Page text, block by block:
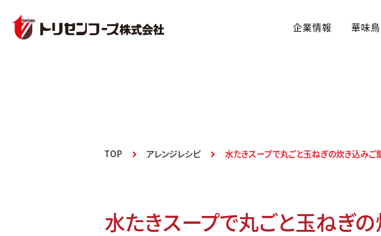
企業情報 華味
TOP アレンジレシピ 水たきスープで丸ごと玉ねぎの炊き込みご
水たきスープで丸ごと玉ねぎ